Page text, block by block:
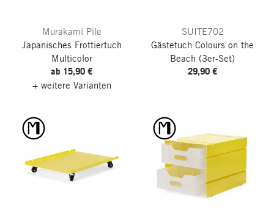
Murakami Pile
Japanisches Frottiertuch
Multicolor
ab 15,90 €
+ weitere Varianten
SUITE702
Gästetuch Colours on the
Beach (3er-Set)
29,90 €